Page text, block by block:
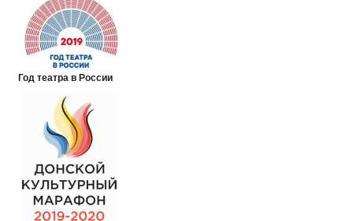
Год театра в России